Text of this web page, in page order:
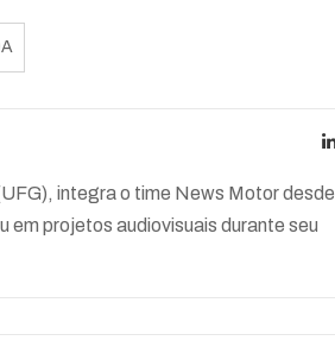
integra o time News Motor desde
projetos audiovisuais durante seu